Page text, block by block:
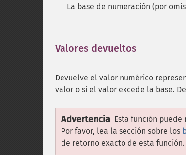
La base de numeración (por
Valores devueltos
Devuelve el valor numérico
valor o si el valor excede la base.
Advertencia Esta función puede
Por favor, lea la sección sobre los
de retorno exacto de esta función.